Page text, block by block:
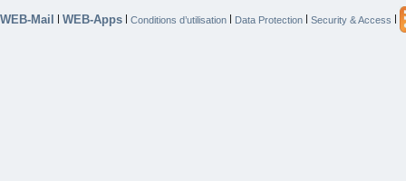
WEB-Mail | WEB-Apps | Conditions d’utilisation | Data Protection | Security & Access |